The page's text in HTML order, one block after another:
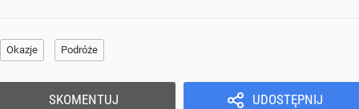
Okazje Podróże
UDOSTĘPNIJ
SKOMENTUJ